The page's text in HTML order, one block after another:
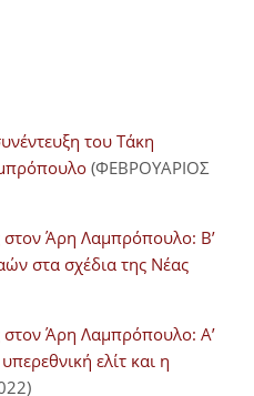
του Τάκη
(ΦΕΒΡΟΥΑΡΙΟΣ
Άρη Λαμπρόπουλο: Β’
στα σχέδια της Νέας
Άρη Λαμπρόπουλο: Α’
ελίτ και η